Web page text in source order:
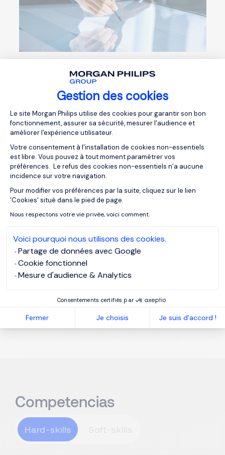
Gestion des cookies
Plateforme de Gestion du
Le site Morgan Philips utilise des cookies pour garantir son bon
fonctionnement, assurer sa sécurité, mesurer l'audience et
améliorer l'expérience utilisateur.
Votre consentement à l'installation de cookies non-essentiels
est libre. Vous pouvez à tout moment paramétrer vos
préférences. Le refus des cookies non-essentiels n’a aucune
incidence sur votre navigation.
Pour modifier vos préférences par la suite, cliquez sur le lien
'Cookies' situé dans le pied de page.
Nous respectons votre vie privée, voici comment.
Voici pourquoi nous utilisons des cookies.
Partage de données avec Google
Cookie fonctionnel
Mesure d'audience & Analytics
Consentements certifiés par
Fermer Je choisis Je suis d'accord !
Axeptio consent
Responsabilidades
principales
Captar propiedades en venta o renta mediante
prospección directa, digital o telefónica
Realizar visitas técnicas para valorar inmuebles y
recabar documentación legal
Promocionar inmuebles en portales, redes y
bases de datos propias
Acompañar a clientes durante todo el proceso de
compraventa o arrendamiento
redactar contratos de renta o compraventa
Asegurar la correcta firma de escrituras o
contratos ante notaría
Brindar asesoría personalizada a compradores,
arrendatarios y propietarios
de cierre, actuando como mediador/a
Competencias
Hard-skills